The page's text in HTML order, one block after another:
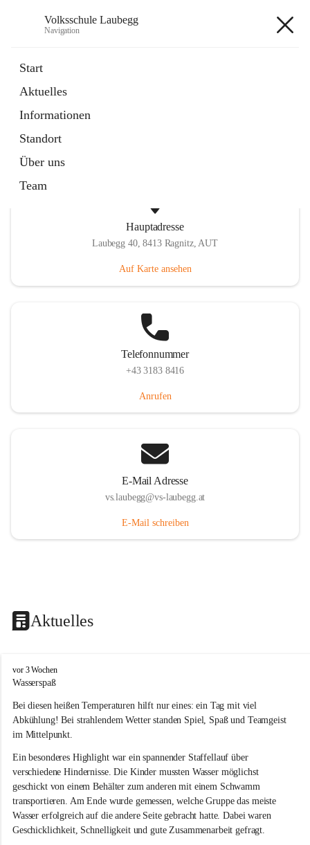
Volksschule Laubegg
Navigation
Start
Aktuelles
Informationen
Standort
Über uns
Team
Artikel
in
Tab
Hauptadresse
Laubegg 40, 8413 Ragnitz, AUT
Auf Karte ansehen
Telefonnummer
+43 3183 8416
Anrufen
E-Mail Adresse
vs.laubegg@vs-laubegg.at
E-Mail schreiben
Aktuelles
V
o
k
s
s
h
u
l
e
L
a
u
vor 3 Wochen
Wasserspaß
Bei diesen heißen Temperaturen hilft nur eines: ein Tag mit viel
Abkühlung! Bei strahlendem Wetter standen Spiel, Spaß und Teamgeist
im Mittelpunkt.
Ein besonderes Highlight war ein spannender Staffellauf über
verschiedene Hindernisse. Die Kinder mussten Wasser möglichst
geschickt von einem Behälter zum anderen mit einem Schwamm
transportieren. Am Ende wurde gemessen, welche Gruppe das meiste
Wasser erfolgreich auf die andere Seite gebracht hatte. Dabei waren
Geschicklichkeit, Schnelligkeit und gute Zusammenarbeit gefragt.